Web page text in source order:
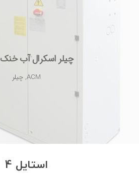
چیلر اسکرال آب خنک ACM
ACM
,چیلر
استایل 4